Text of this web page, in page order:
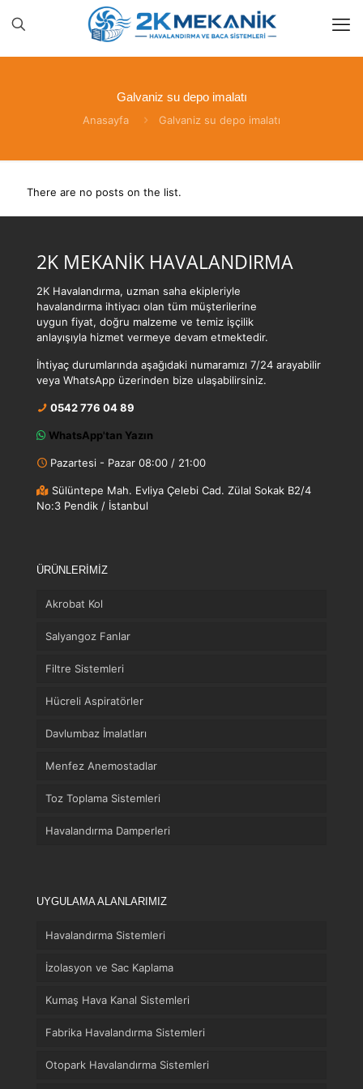
Galvaniz su depo imalatı
Anasayfa Galvaniz su depo imalatı
There are no posts on the list.
2K MEKANİK HAVALANDIRMA
2K Havalandırma, uzman saha ekipleriyle
havalandırma ihtiyacı olan tüm müşterilerine
uygun fiyat, doğru malzeme ve temiz işçilik
anlayışıyla hizmet vermeye devam etmektedir.
İhtiyaç durumlarında aşağıdaki numaramızı 7/24 arayabilir
veya WhatsApp üzerinden bize ulaşabilirsiniz.
0542 776 04 89
WhatsApp'tan Yazın
Pazartesi - Pazar 08:00 / 21:00
Sülüntepe Mah. Evliya Çelebi Cad. Zülal Sokak B2/4
No:3 Pendik / İstanbul
ÜRÜNLERİMİZ
Akrobat Kol
Salyangoz Fanlar
Filtre Sistemleri
Hücreli Aspiratörler
Davlumbaz İmalatları
Menfez Anemostadlar
Toz Toplama Sistemleri
Havalandırma Damperleri
UYGULAMA ALANLARIMIZ
Havalandırma Sistemleri
İzolasyon ve Sac Kaplama
Kumaş Hava Kanal Sistemleri
Fabrika Havalandırma Sistemleri
Otopark Havalandırma Sistemleri